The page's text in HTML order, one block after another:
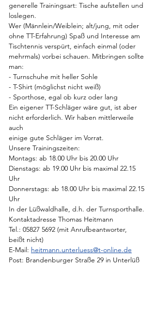
generelle Trainingsart: Tische aufstellen und
loslegen.
Wer (Männlein/Weiblein; alt/jung, mit oder
ohne TT-Erfahrung) Spaß und Interesse am
Tischtennis verspürt, einfach einmal (oder
mehrmals) vorbei schauen. Mitbringen sollte
man:
- Turnschuhe mit heller Sohle
- T-Shirt (möglichst nicht weiß)
- Sporthose, egal ob kurz oder lang
Ein eigener TT-Schläger wäre gut, ist aber
nicht erforderlich. Wir haben mittlerweile
auch
einige gute Schläger im Vorrat.
Unsere Trainingszeiten:
Montags: ab 18.00 Uhr bis 20.00 Uhr
Dienstags: ab 19.00 Uhr bis maximal 22.15
Uhr
Donnerstags: ab 18.00 Uhr bis maximal 22.15
Uhr
In der Lüßwaldhalle, d.h. der Turnsporthalle.
Kontaktadresse Thomas Heitmann
Tel.: 05827 5692 (mit Anrufbeantworter,
beißt nicht)
E-Mail: heitmann.unterluess@t-online.de
Post: Brandenburger Straße 29 in Unterlüß